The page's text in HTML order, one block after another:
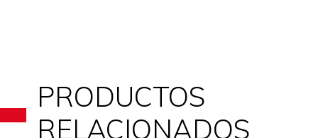
PRODUCTOS
RELACIONADOS